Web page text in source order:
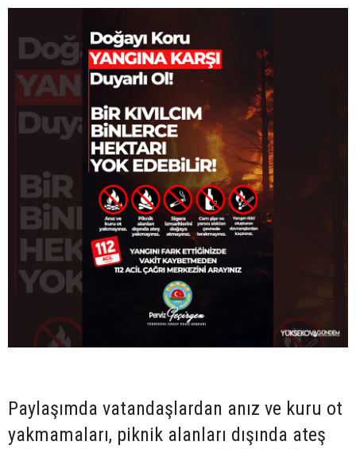
Paylaşımda vatandaşlardan anız ve kuru ot
yakmamaları, piknik alanları dışında ateş